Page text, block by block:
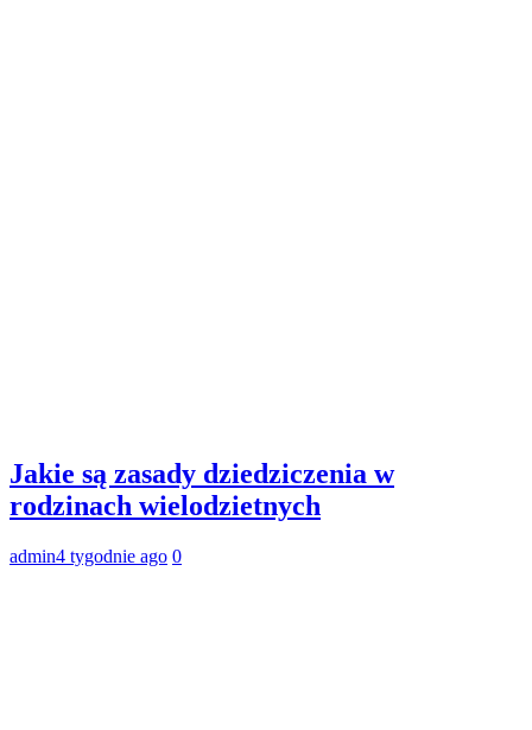
Jakie są zasady dziedziczenia w
rodzinach wielodzietnych
admin4 tygodnie ago 0